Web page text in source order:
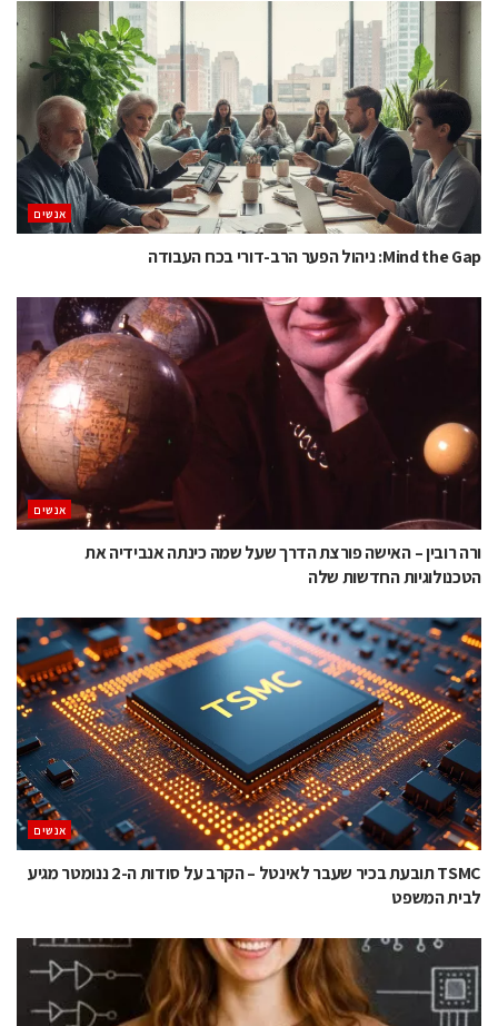
אנשים
Mind the Gap: ניהול הפער הרב-דורי בכח העבודה
אנשים
ורה רובין – האישה פורצת הדרך שעל שמה כינתה אנבידיה את
הטכנולוגיות החדשות שלה
אנשים
TSMC תובעת בכיר שעבר לאינטל – הקרב על סודות ה-2 ננומטר מגיע
לבית המשפט